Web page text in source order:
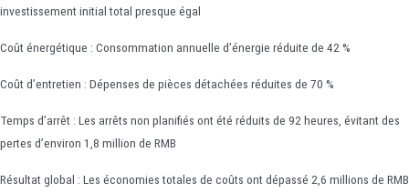
investissement initial total presque égal
Coût énergétique : Consommation annuelle d’énergie réduite de 42 %
Coût d’entretien : Dépenses de pièces détachées réduites de 70 %
Temps d’arrêt : Les arrêts non planifiés ont été réduits de 92 heures, évitant des
pertes d’environ 1,8 million de RMB
Résultat global : Les économies totales de coûts ont dépassé 2,6 millions de RMB